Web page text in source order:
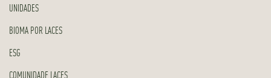
UNIDADES
BIOMA POR LACES
ESG
COMUNIDADE LACES